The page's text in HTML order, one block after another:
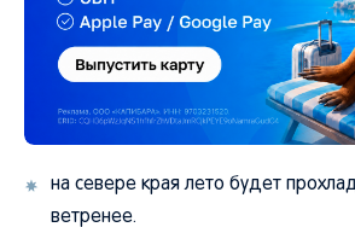
на севере края лето будет
ветренее.